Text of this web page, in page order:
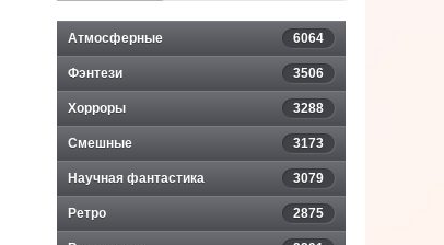
Атмосферные 6064
Фэнтези 3506
Хорроры 3288
Смешные 3173
Научная фантастика 3079
Ретро 2875